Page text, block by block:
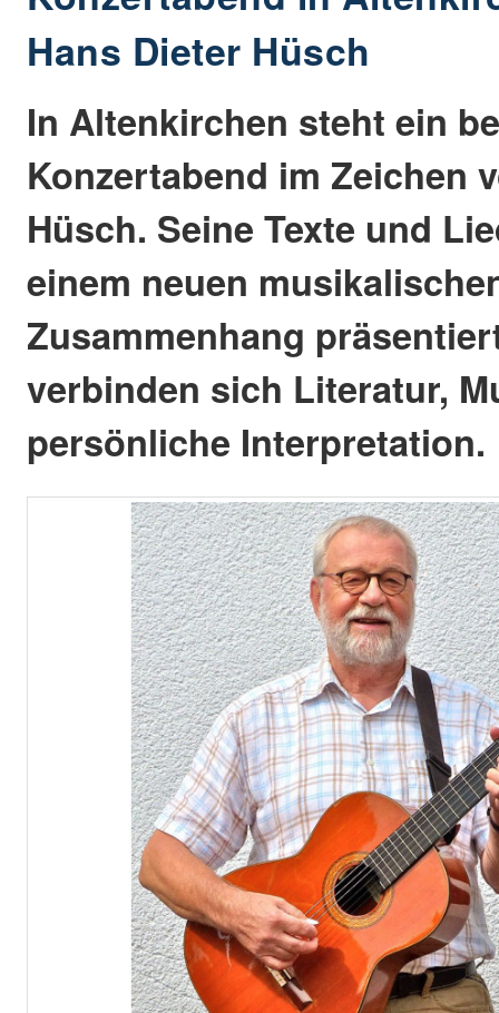
Hans Dieter Hüsch
In Altenkirchen steht ein
Konzertabend im Zeichen
Hüsch. Seine Texte und
einem neuen
Zusammenhang
verbinden sich Literatur,
persönliche Interpretation.